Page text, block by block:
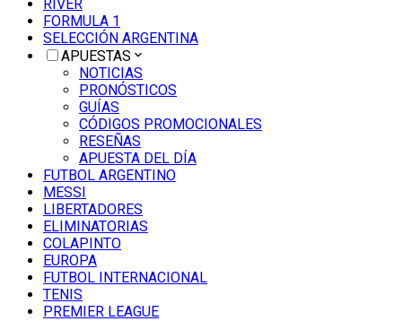
RIVER
FORMULA 1
SELECCIÓN ARGENTINA
APUESTAS
NOTICIAS
PRONÓSTICOS
GUÍAS
CÓDIGOS PROMOCIONALES
RESEÑAS
APUESTA DEL DÍA
FUTBOL ARGENTINO
MESSI
LIBERTADORES
ELIMINATORIAS
COLAPINTO
EUROPA
FUTBOL INTERNACIONAL
TENIS
PREMIER LEAGUE